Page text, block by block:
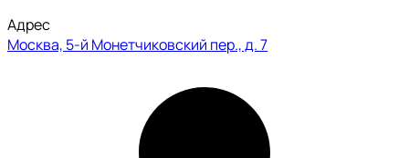
Адрес
Москва, 5-й Монетчиковский пер., д. 7